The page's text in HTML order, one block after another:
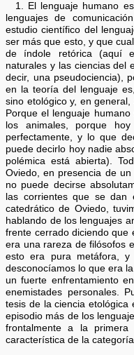
1. El lenguaje humano
lenguajes de
estudio científico del
ser más que esto, y que
de índole retórica (aquí
naturales y las ciencias del
decir, una pseudociencia),
en la teoría del lenguaje
sino etológico y, en
Porque el lenguaje
los animales, porque
perfectamente, y lo que
puede decirlo hoy nadie
polémica está abierta).
Oviedo, en presencia de
no puede decirse
las corrientes que se dan
catedrático de Oviedo,
hablando de los lenguajes
frente cerrado diciendo que
era una rareza de filósofos
esto era pura metáfora,
desconocíamos lo que era
un fuerte enfrentamiento
enemistades personales.
tesis de la ciencia etológica
episodio más de los
frontalmente a la primera
característica de la